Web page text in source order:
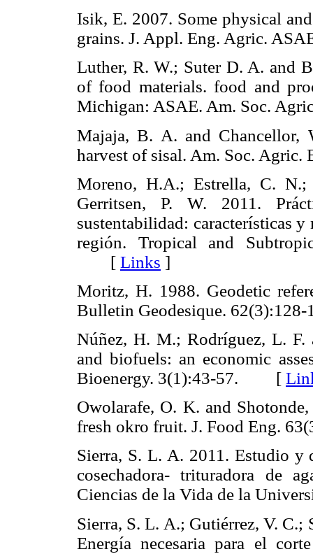
Isik, E. 2007. Some physical
grains. J. Appl. Eng. Agric.
Luther, R. W.; Suter D. A. and
of food materials. food and
Michigan: ASAE. Am. Soc.
Majaja, B. A. and Chancellor,
harvest of sisal. Am. Soc.
Moreno, H.A.; Estrella, C.
Gerritsen, P. W. 2011.
sustentabilidad: características
región. Tropical and
[ Links ]
Moritz, H. 1988. Geodetic
Bulletin Geodesique.
Núñez, H. M.; Rodríguez, L.
and biofuels: an economic
Bioenergy. 3(1):43-57. [
Owolarafe, O. K. and
fresh okro fruit. J. Food Eng.
Sierra, S. L. A. 2011. Estudio y
cosechadora- trituradora de
Ciencias de la Vida de la
Sierra, S. L. A.; Gutiérrez, V.
Energía necesaria para el